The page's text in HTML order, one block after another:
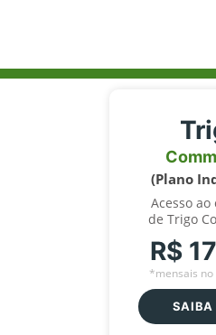
(Plano
Acesso
de Trigo
R$
*mensais no
SAIBA